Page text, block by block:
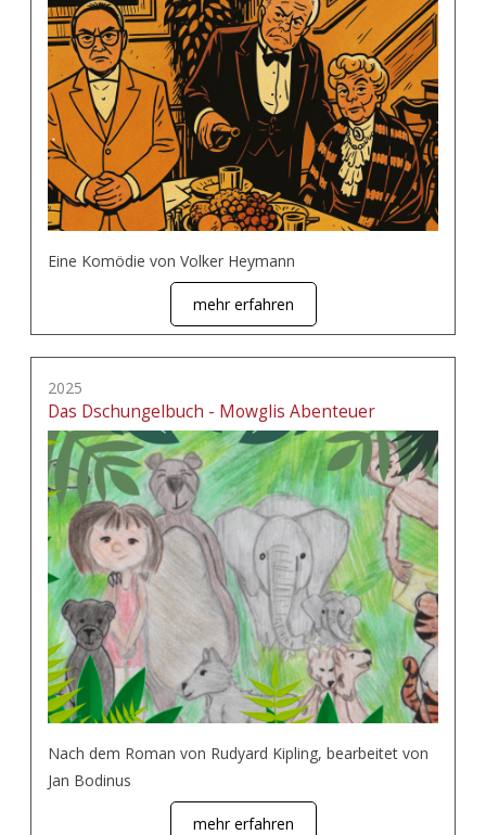
Eine Komödie von Volker Heymann
mehr erfahren
2025
Das Dschungelbuch - Mowglis Abenteuer
Nach dem Roman von Rudyard Kipling, bearbeitet von
Jan Bodinus
mehr erfahren